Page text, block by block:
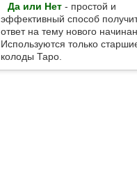
Да или Нет- простой и
эффективный способ
ответ на тему нового
Используются только
колоды Таро.